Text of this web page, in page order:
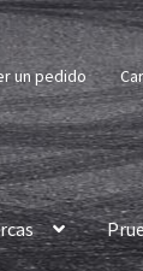
un pedido